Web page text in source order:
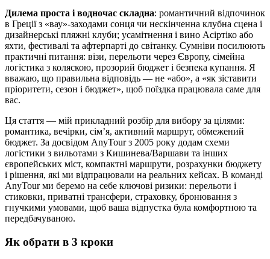
Дилема проста і водночас складна: романтичний відпочинок
в Греції з «вау»-заходами сонця чи нескінченна клубна сцена і
дизайнерські пляжні клуби; усамітнення і вино Асіртіко або
яхти, фестивалі та афтерпарті до світанку. Сумніви посилюють
практичні питання: візи, перельоти через Європу, сімейна
логістика з коляскою, прозорий бюджет і безпека купання. Я
вважаю, що правильна відповідь — не «або», а «як зіставити
пріоритети, сезон і бюджет», щоб поїздка працювала саме для
вас.
Ця стаття — мій прикладний розбір для вибору за цілями:
романтика, вечірки, сім’я, активний маршрут, обмежений
бюджет. За досвідом AnyTour з 2005 року додам схеми
логістики з вильотами з Кишинева/Варшави та інших
європейських міст, компактні маршрути, розрахунки бюджету
і рішення, які ми відпрацювали на реальних кейсах. В команді
AnyTour ми беремо на себе ключові ризики: перельоти і
стиковки, приватні трансфери, страховку, бронювання з
гнучкими умовами, щоб ваша відпустка була комфортною та
передбачуваною.
Як обрати в 3 кроки